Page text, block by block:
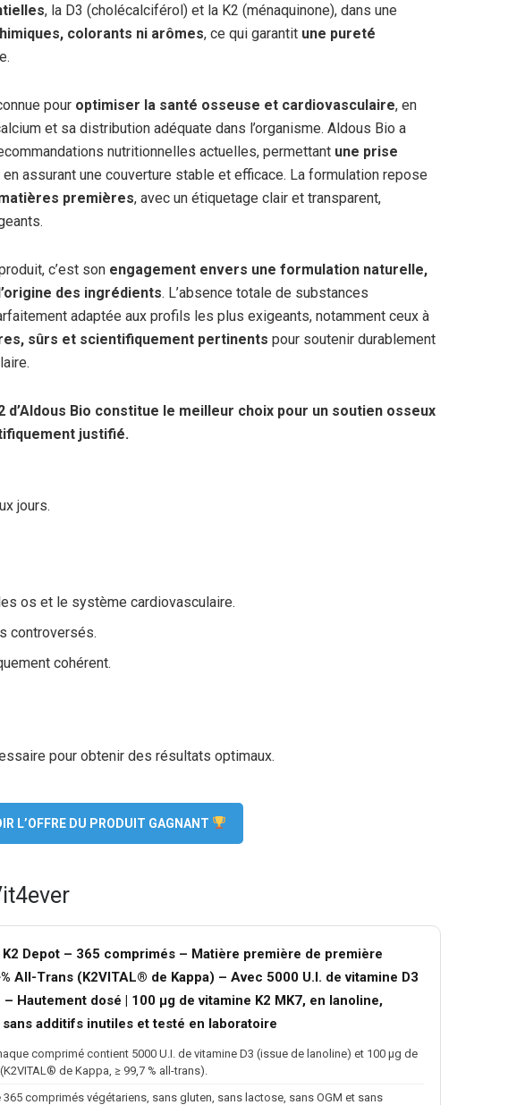
, la D3 (cholécalciférol) et la K2 (ménaquinone), dans une
colorants ni arômes, ce qui garantit une pureté
pour optimiser la santé osseuse et cardiovasculaire, en
et sa distribution adéquate dans l’organisme. Aldous Bio a
nutritionnelles actuelles, permettant une prise
assurant une couverture stable et efficace. La formulation repose
premières, avec un étiquetage clair et transparent,
c’est son engagement envers une formulation naturelle,
des ingrédients. L’absence totale de substances
adaptée aux profils les plus exigeants, notamment ceux à
sûrs et scientifiquement pertinents pour soutenir durablement
d’Aldous Bio constitue le meilleur choix pour un soutien osseux
justifié.
jours.
os et le système cardiovasculaire.
controversés.
cohérent.
pour obtenir des résultats optimaux.
L’OFFRE DU PRODUIT GAGNANT
K2 Depot – 365 comprimés – Matière première de première
All-Trans (K2VITAL® de Kappa) – Avec 5000 U.I. de vitamine D3
Hautement dosé | 100 µg de vitamine K2 MK7, en lanoline,
additifs inutiles et testé en laboratoire
comprimé contient 5000 U.I. de vitamine D3 (issue de lanoline) et 100 µg de
de Kappa, ≥ 99,7 % all-trans).
365 comprimés végétariens, sans gluten, sans lactose, sans OGM et sans